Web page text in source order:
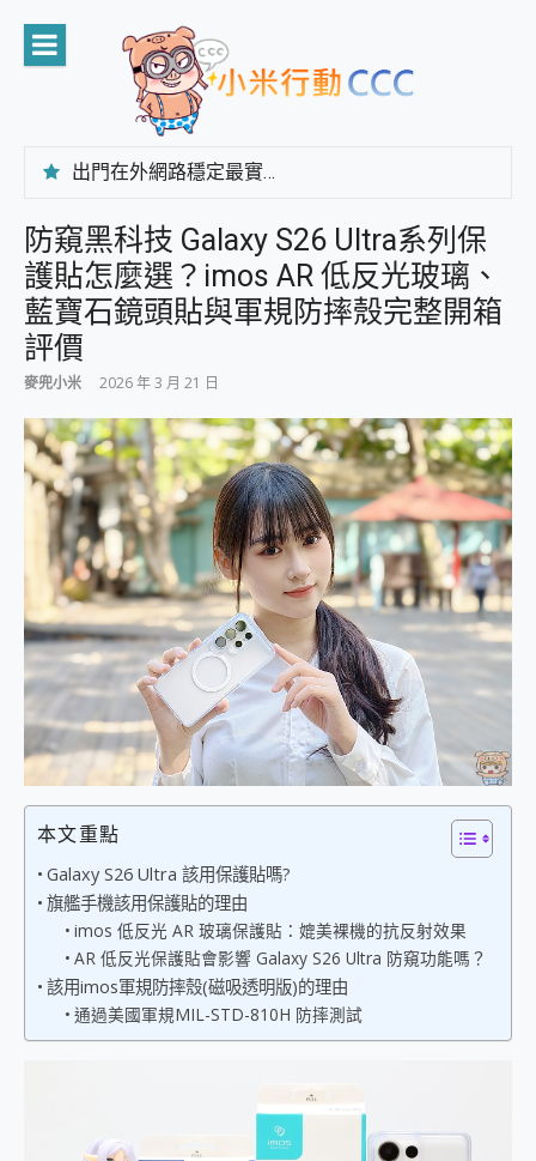
content
出門在外網路穩定最實在 「台灣大哥大」榮獲 4G/5G 在線率全球 NO.3 全台第一與全台六冠王實測心得，走到哪順到哪！
專為 PC上的 XBOX和掌機設計的 FireCuda X1070 SSD 固態硬碟開箱 評測
台灣製攝影機在這裡，100%全無線設計 SpotCam Solo Eco 太陽能防水雲端攝影機 SpotCam Solo 3 2.5K高畫質戶外攝影機 開箱 評測
電力超超超持久 MSI 微星 Prestige 14 AI+ D3MG-031TW 14吋 開箱評價，AI輕薄商務筆電 Copilot+ PC
美到讓人超想擁有 moto pad 60 系列 與 Moto | Swarovski razr 60 冰藍限定版本 開箱 評測
好用的 EaseUS Partition Master 讓您輕鬆的移除與格式化有防寫保護的隨身碟或SD卡
一鍵修復模糊影片、舊照的 AI 好幫手! VideoProc Converter AI 新版全解析 × 年末優惠，一篇全看懂
小朋友才做選擇 投影機 RGB藍牙音響 氛圍情境燈 我通通都要！ Starfish 2 幻彩膠囊投影機｜結合「 智慧投影 & 煥彩流動 」的沈浸式生活新體驗
外型超吸晴~ 給您絕佳操控體驗 GravaStar Mercury K1 系列 異星機械鍵盤與 Mercury X 系列 輕量無線電競滑鼠 開箱 評測
開箱~變身「蜘蛛人」椅子軍師！MSI MPG 491CQP QD-OLED 超寬曲面電競螢幕，多工辦公、爽度滿滿的終極桌面體驗
iPhone 17 系列 有認證的防護來囉！ imos 首家導入 UL MCV 行銷宣告驗證的手機配件品牌
DJI Osmo Pocket 3 爽爽帶回家 歡慶 EaseUS 21 週年到來，「Slogan 海報徵稿活動」好康大放送
小巧好吸不擋鏡頭 有Qi2認證的 ONPRO MagReact MXs2 5000mAh薄型磁吸無線急速行動電源 開箱 評測
會走動的冷暖氣 SONY REON POCKET PRO 穿戴式智慧冷暖調溫裝置 開箱 評測
寶可夢飛人外掛iToolab AnyGo全新升級，GO Fest 五折優惠嗨翻天！支援 iOS/Android！
百倍變焦實測~ vivo X200 Pro 與 S25 Ultra 誰能滿足全場景拍攝需求？
超好用的 PLAUD NotePin AI 智慧錄音膠囊~ 您的AI 秘書已上線 每月免費送你 300分鐘轉寫
COMPUTEX 2025 來囉！AGI亞奇雷 AI・Gaming・創作儲存方案登場，趕快來AGI亞奇雷挑戰任務抽 PS5！
自帶線的 有線無線都能充 ONPRO MagReact M5 10000mAh 5合1 磁吸無線急速行動電源 開箱 評測
您的專屬AI 助手 Yoga Slim 7 Aura Edition 觸控AI筆電 開箱 評測
iPhone、Apple Watch、AirPods耳機 三個設備充電一起搞定 ONPRO MagReact™ M3 3 in 1可攜摺疊無線充電器 開箱 評測
動靜皆宜「HUAWEI FreeArc」開放式耳掛耳機，無感配戴! 超穩超服貼，音質、通話也很優質
好玩好拍 vivo V50 ~ 口袋裡的 Zeiss 潮流攝影棚!
25種洗烘模式一機搞定! Roborock 衣莉莎白 H1 Neo分子篩洗脫烘 AI 滾筒洗衣機
給 MSI Claw 系列電競掌機 最完美的家 MSI Nest Docking Station 掌機專屬擴充底座 開箱 評測
EaseUS Vocal Remover 免費線上去聲器一鍵去除人聲 人聲 音樂分離 2024 消除人聲推薦
防窺黑科技 Galaxy S26 Ultra系列保
護貼怎麼選？imos AR 低反光玻璃、
藍寶石鏡頭貼與軍規防摔殼完整開箱
評價
麥兜小米 2026 年 3 月 21 日
本文重點
Galaxy S26 Ultra 該用保護貼嗎?
旗艦手機該用保護貼的理由
imos 低反光 AR 玻璃保護貼：媲美裸機的抗反射效果
AR 低反光保護貼會影響 Galaxy S26 Ultra 防窺功能嗎？
該用imos軍規防摔殼(磁吸透明版)的理由
通過美國軍規MIL-STD-810H 防摔測試